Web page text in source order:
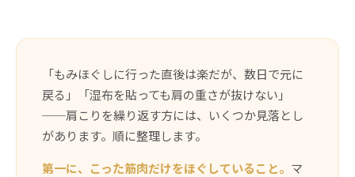
「もみほぐしに行った直後は楽だが、数日で元に
戻る」「湿布を貼っても肩の重さが抜けない」
──肩こりを繰り返す方には、いくつか見落とし
があります。順に整理します。
第一に、こった筋肉だけをほぐしていること。 マ